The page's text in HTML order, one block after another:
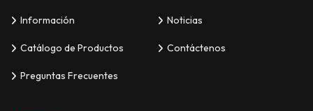
Información Noticias
Catálogo de Productos Contáctenos
Preguntas Frecuentes